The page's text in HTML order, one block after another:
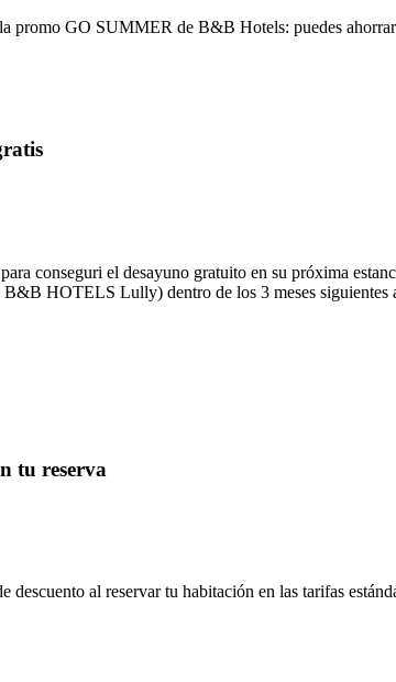
promo GO SUMMER de B&B Hotels: puedes
conseguri el desayuno gratuito en su próxima
HOTELS Lully) dentro de los 3 meses siguientes
tu reserva
al reservar tu habitación en las tarifas